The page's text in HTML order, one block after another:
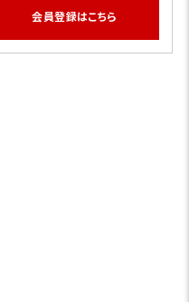
会員登録はこちら